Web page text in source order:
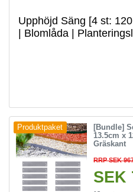
Upphöjd Säng [4 st:
| Blomlåda |
Produktpaket
[Bundle]
13.5cm x
Gräskant
RRP SEK
SEK